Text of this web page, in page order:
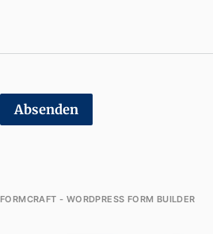
Absenden
FORMCRAFT - WORDPRESS FORM BUILDER